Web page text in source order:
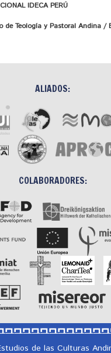
IDECA PERÚ
de Teología y Pastoral Andina /
ALIADOS:
COLABORADORES:
de las Culturas